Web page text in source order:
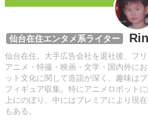
仙台在住エンタメ系ライター
仙台在住。大手広告会社を退社後、フ
アニメ・特撮・映画・文学・国内外に
ット文化に関して造詣が深く、趣味は
フィギュア収集。特にアニメロボット
上にのぼり、中にはプレミアにより現
もある。